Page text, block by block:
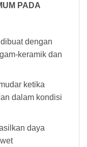
PADA
dengan
keramik dan
ketika
dalam kondisi
daya